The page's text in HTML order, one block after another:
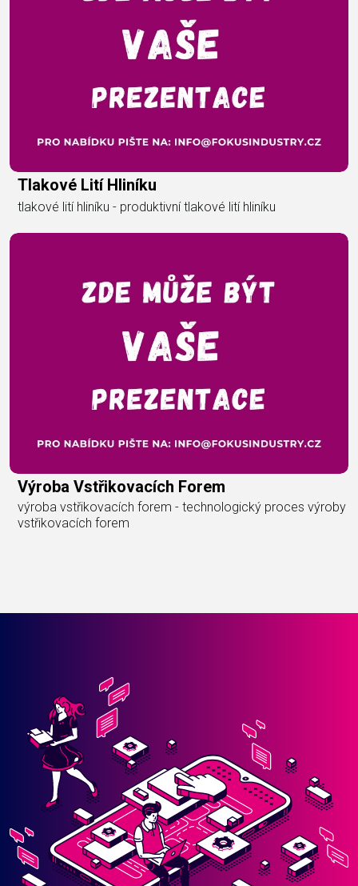
Tlakové Lití Hliníku
tlakové lití hliníku - produktivní tlakové lití hliníku
Výroba Vstřikovacích Forem
výroba vstřikovacích forem - technologický proces výroby
vstřikovacích forem